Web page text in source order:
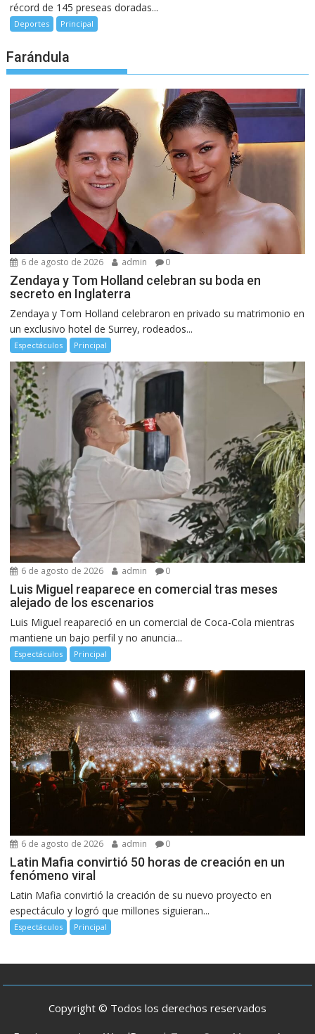
récord de 145 preseas doradas...
Deportes Principal
Farándula
6 de agosto de 2026 admin 0
Zendaya y Tom Holland celebran su boda en
secreto en Inglaterra
Zendaya y Tom Holland celebraron en privado su matrimonio en
un exclusivo hotel de Surrey, rodeados...
Espectáculos Principal
6 de agosto de 2026 admin 0
Luis Miguel reaparece en comercial tras meses
alejado de los escenarios
Luis Miguel reapareció en un comercial de Coca-Cola mientras
mantiene un bajo perfil y no anuncia...
Espectáculos Principal
6 de agosto de 2026 admin 0
Latin Mafia convirtió 50 horas de creación en un
fenómeno viral
Latin Mafia convirtió la creación de su nuevo proyecto en
espectáculo y logró que millones siguieran...
Espectáculos Principal
Copyright © Todos los derechos reservados